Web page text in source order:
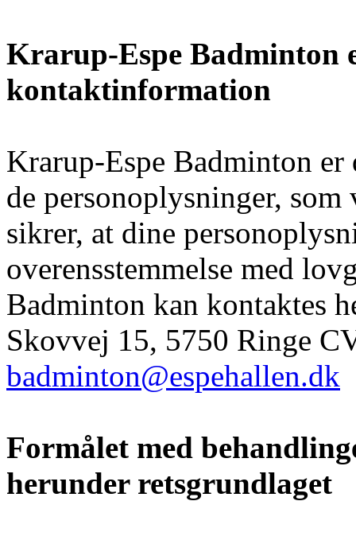
Krarup-Espe Badminton
kontaktinformation
Krarup-Espe Badminton
de personoplysninger,
sikrer, at dine
overensstemmelse med
Badminton kan kontaktes
Skovvej 15, 5750 Ringe
badminton@espehallen.dk
Formålet med
herunder retsgrundlaget